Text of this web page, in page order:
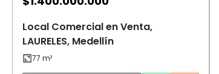
Local Comercial en Venta,
LAURELES, Medellín